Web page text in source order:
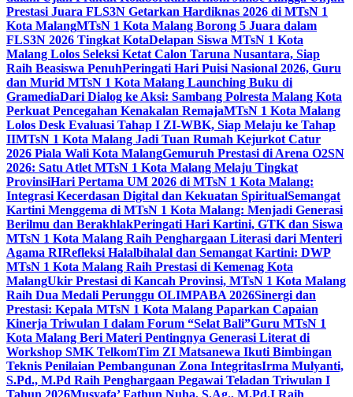
Prestasi Juara FLS3N Getarkan Hardiknas 2026 di MTsN 1
Kota MalangMTsN 1 Kota Malang Borong 5 Juara dalam
FLS3N 2026 Tingkat KotaDelapan Siswa MTsN 1 Kota
Malang Lolos Seleksi Ketat Calon Taruna Nusantara, Siap
Raih Beasiswa PenuhPeringati Hari Puisi Nasional 2026, Guru
dan Murid MTsN 1 Kota Malang Launching Buku di
GramediaDari Dialog ke Aksi: Sambang Polresta Malang Kota
Perkuat Pencegahan Kenakalan RemajaMTsN 1 Kota Malang
Lolos Desk Evaluasi Tahap I ZI-WBK, Siap Melaju ke Tahap
IIMTsN 1 Kota Malang Jadi Tuan Rumah Kejurkot Catur
2026 Piala Wali Kota MalangGemuruh Prestasi di Arena O2SN
2026: Satu Atlet MTsN 1 Kota Malang Melaju Tingkat
ProvinsiHari Pertama UM 2026 di MTsN 1 Kota Malang:
Integrasi Kecerdasan Digital dan Kekuatan SpiritualSemangat
Kartini Menggema di MTsN 1 Kota Malang: Menjadi Generasi
Berilmu dan BerakhlakPeringati Hari Kartini, GTK dan Siswa
MTsN 1 Kota Malang Raih Penghargaan Literasi dari Menteri
Agama RIRefleksi Halalbihalal dan Semangat Kartini: DWP
MTsN 1 Kota Malang Raih Prestasi di Kemenag Kota
MalangUkir Prestasi di Kancah Provinsi, MTsN 1 Kota Malang
Raih Dua Medali Perunggu OLIMPABA 2026Sinergi dan
Prestasi: Kepala MTsN 1 Kota Malang Paparkan Capaian
Kinerja Triwulan I dalam Forum “Selat Bali”Guru MTsN 1
Kota Malang Beri Materi Pentingnya Generasi Literat di
Workshop SMK TelkomTim ZI Matsanewa Ikuti Bimbingan
Teknis Penilaian Pembangunan Zona IntegritasIrma Mulyanti,
S.Pd., M.Pd Raih Penghargaan Pegawai Teladan Triwulan I
Tahun 2026Musyafa’ Fathun Nuha, S.Ag., M.Pd.I Raih